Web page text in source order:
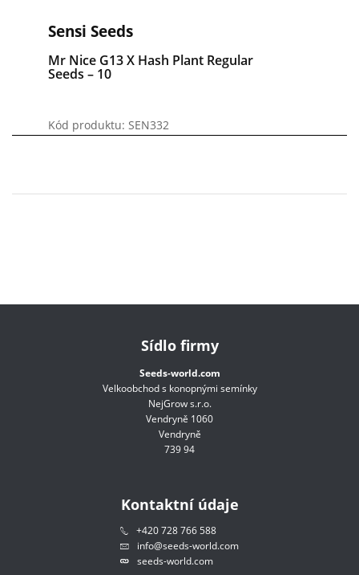
Sensi Seeds
Mr Nice G13 X Hash Plant Regular
Seeds – 10
Kód produktu: SEN332
Sídlo firmy
Seeds-world.com
Velkoobchod s konopnými semínky
NejGrow s.r.o.
Vendryně 1060
Vendryně
739 94
Kontaktní údaje
+420 728 766 588
info@seeds-world.com
seeds-world.com